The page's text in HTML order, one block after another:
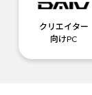
クリエイター
向けPC